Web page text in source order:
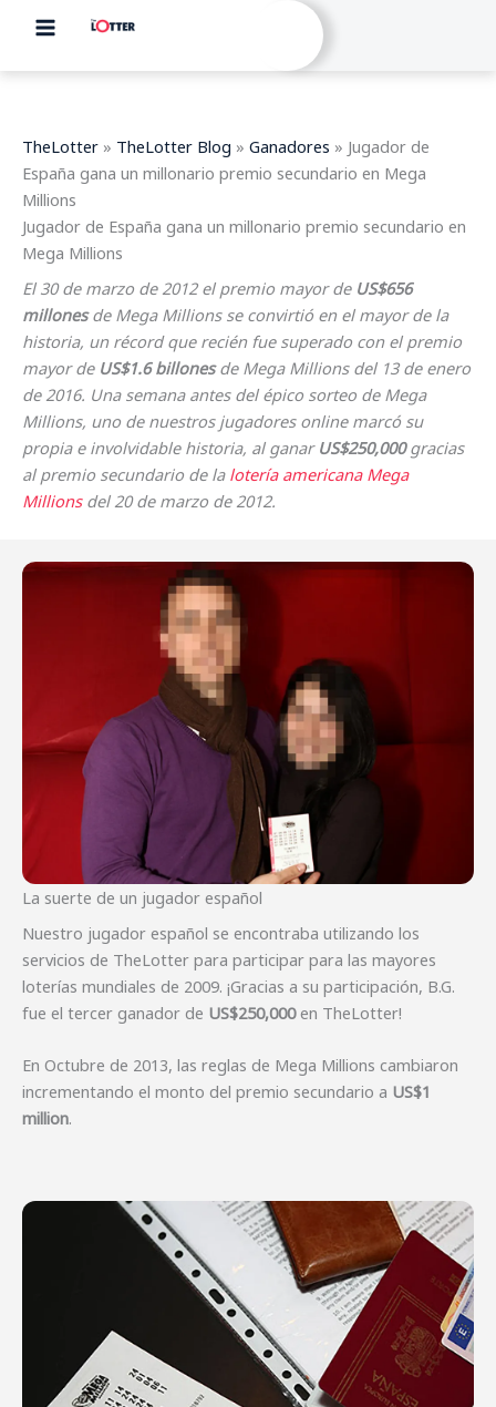
contenido
TheLotter » TheLotter Blog » Ganadores » Jugador de
España gana un millonario premio secundario en Mega
Millions
Jugador de España gana un millonario premio secundario en
Mega Millions
El 30 de marzo de 2012 el premio mayor de US$656
millonesde Mega Millions se convirtió en el mayor de la
historia, un récord que recién fue superado con el premio
mayor de US$1.6 billonesde Mega Millions del 13 de enero
de 2016. Una semana antes del épico sorteo de Mega
Millions, uno de nuestros jugadores online marcó su
propia e involvidable historia, al ganar US$250,000gracias
al premio secundario de la lotería americana Mega
Millionsdel 20 de marzo de 2012.
La suerte de un jugador español
Nuestro jugador español se encontraba utilizando los
servicios de TheLotter para participar para las mayores
loterías mundiales de 2009. ¡Gracias a su participación, B.G.
fue el tercer ganador de US$250,000en TheLotter!
En Octubre de 2013, las reglas de Mega Millions cambiaron
incrementando el monto del premio secundario a US$1
million.